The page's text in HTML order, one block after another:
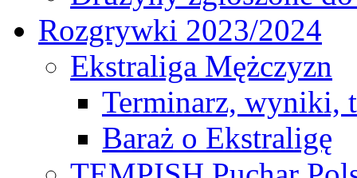
Rozgrywki 2023/2024
Ekstraliga Mężczyzn
Terminarz, wyniki,
Baraż o Ekstraligę